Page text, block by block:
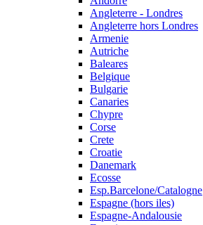
Angleterre - Londres
Angleterre hors Londres
Armenie
Autriche
Baleares
Belgique
Bulgarie
Canaries
Chypre
Corse
Crete
Croatie
Danemark
Ecosse
Esp.Barcelone/Catalogne
Espagne (hors iles)
Espagne-Andalousie